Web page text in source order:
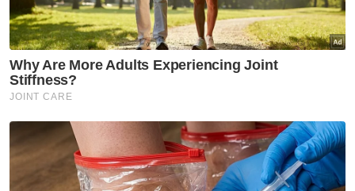
Perak
Habuan RM6,000 menanti atlet
Perak raih emas SUKMA
Perak sedia insentif buat atlet
Komanwel raih pingat